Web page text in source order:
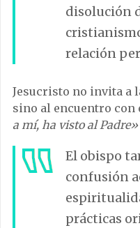
disolución
relación
Jesucristo no invita a
sino al encuentro con
a mí, ha visto al Padre»
El obispo
confusión
prácticas